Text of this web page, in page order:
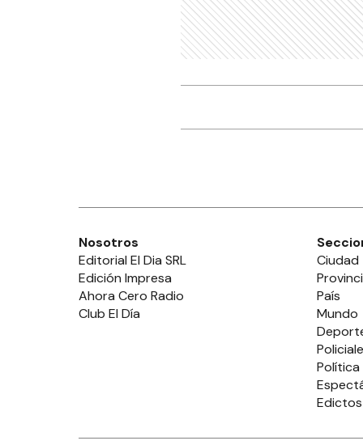
Nosotros
Editorial El Dia SRL
Edición Impresa
Ahora Cero Radio
Club El Día
Ciudad
País
Mundo
Política
Edictos